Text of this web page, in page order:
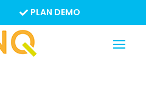
PLAN DEMO